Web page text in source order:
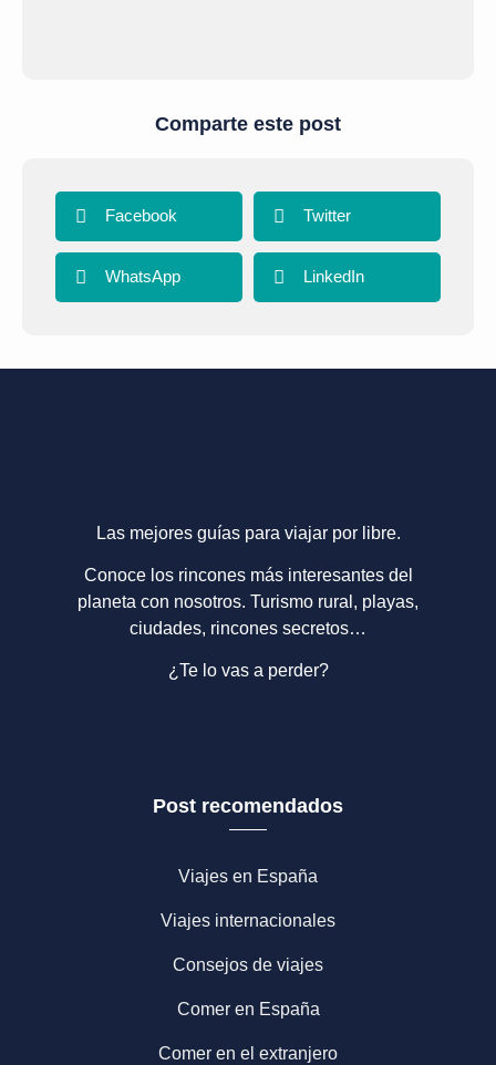
Comparte este post
Facebook Twitter
WhatsApp LinkedIn
Las mejores guías para viajar por libre.
Conoce los rincones más interesantes del
planeta con nosotros. Turismo rural, playas,
ciudades, rincones secretos…
¿Te lo vas a perder?
Post recomendados
Viajes en España
Viajes internacionales
Consejos de viajes
Comer en España
Comer en el extranjero